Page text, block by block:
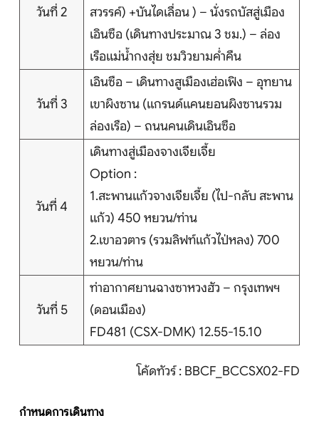
วันที่ 2
สวรรค์) +บันไดเลื่อน ) – นั่งรถบัสสู่เมือง
เอินซือ (เดินทางประมาณ 3 ชม.) – ล่อง
เรือแม่น้ำกงสุ่ย ชมวิวยามค่ำคืน
วันที่ 3
เอินซือ – เดินทางสูเมืองเฮ่อเฟิง – อุทยาน
เขาผิงซาน (แกรนด์แคนยอนผิงซานรวม
ล่องเรือ) – ถนนคนเดินเอินซือ
วันที่ 4
เดินทางสู่เมืองจางเจียเจี้ย
Option :
1.สะพานแก้วจางเจียเจี้ย (ไป-กลับ สะพาน
แก้ว) 450 หยวน/ท่าน
2.เขาอวตาร (รวมลิฟท์แก้วไป่หลง) 700
หยวน/ท่าน
วันที่ 5
ท่าอากาศยานฉางซาหวงฮัว – กรุงเทพฯ
(ดอนเมือง)
FD481 (CSX-DMK) 12.55-15.10
โค้ดทัวร์ : BBCF_BCCSX02-FD
กำหนดการเดินทาง